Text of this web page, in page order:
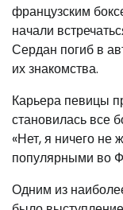
французским
начали
Сердан погиб в
их знакомства.
Карьера певицы
становилась все
«Нет, я ничего не
популярными во
Одним из